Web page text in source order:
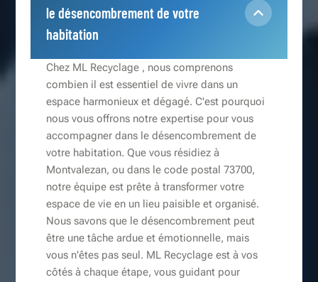
le désencombrement de votre
habitation
Chez ML Recyclage , nous comprenons
combien il est essentiel de vivre dans un
espace harmonieux et dégagé. C'est pourquoi
nous vous offrons notre expertise pour vous
accompagner dans le désencombrement de
votre habitation. Que vous résidiez à
Montvalezan, ou dans le code postal 73700,
notre équipe est prête à transformer votre
espace de vie en un lieu paisible et organisé.
Nous savons que le désencombrement peut
être une tâche ardue et émotionnelle, mais
vous n'êtes pas seul. ML Recyclage est à vos
côtés à chaque étape, vous guidant pour